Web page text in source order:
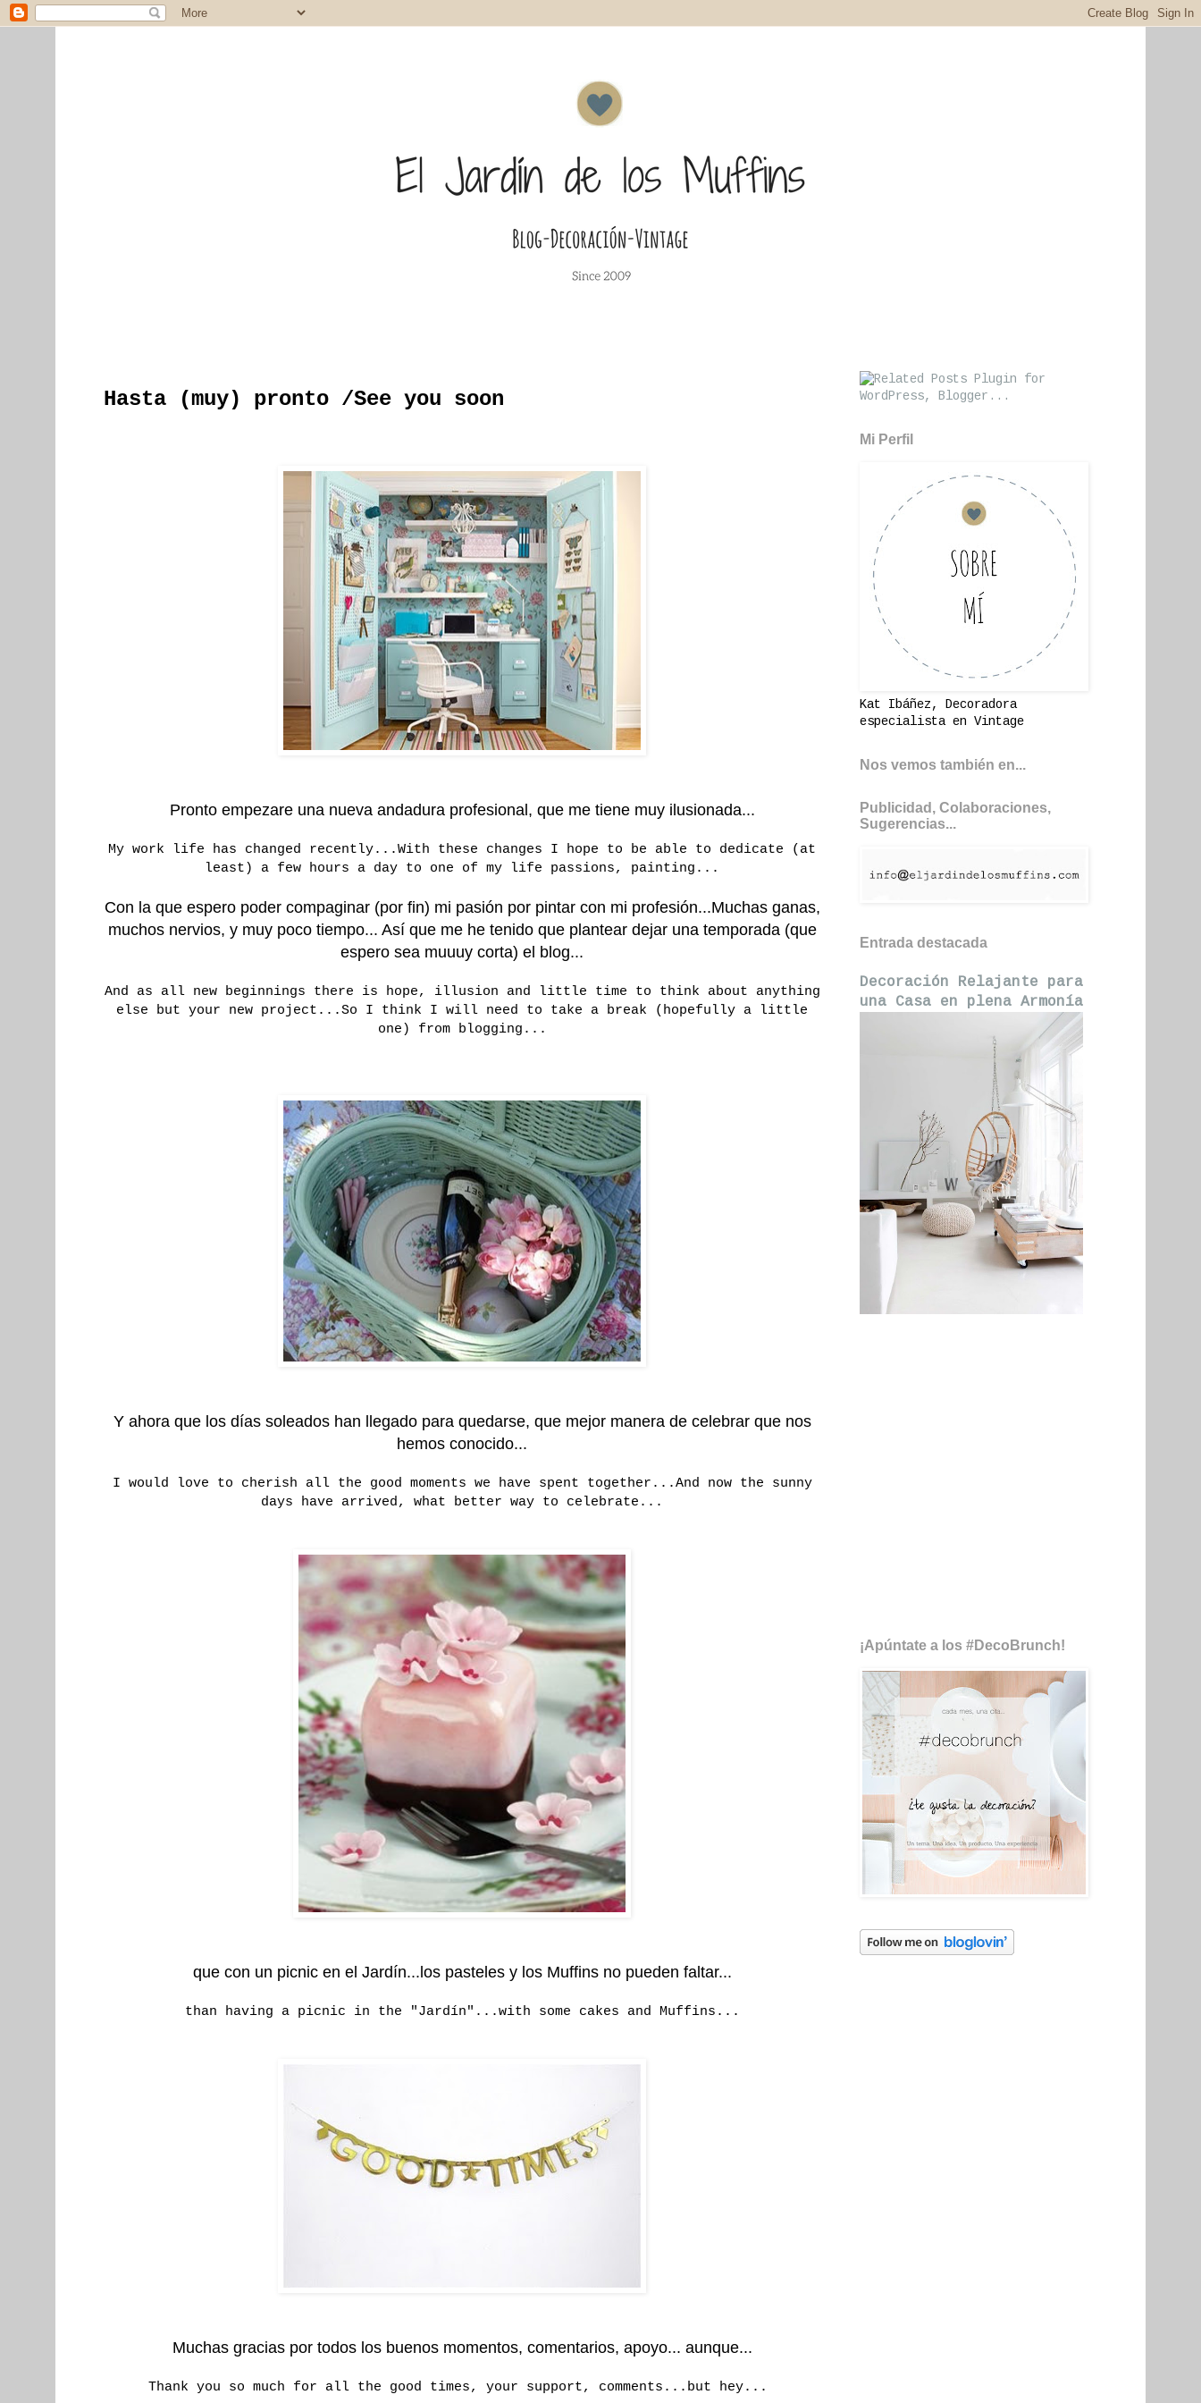
Hasta (muy) pronto /See you soon
Pronto empezare una nueva andadura profesional, que me tiene muy ilusionada...
My work life has changed recently...With these changes I hope to be able to dedicate (at
least) a few hours a day to one of my life passions, painting...
Con la que espero poder compaginar (por fin) mi pasión por pintar con mi profesión...Muchas ganas,
muchos nervios, y muy poco tiempo... Así que me he tenido que plantear dejar una temporada (que
espero sea muuuy corta) el blog...
And as all new beginnings there is hope, illusion and little time to think about anything
else but your new project...So I think I will need to take a break (hopefully a little
one) from blogging...
Y ahora que los días soleados han llegado para quedarse, que mejor manera de celebrar que nos
hemos conocido...
I would love to cherish all the good moments we have spent together...And now the sunny
days have arrived, what better way to celebrate...
que con un picnic en el Jardín...los pasteles y los Muffins no pueden faltar...
than having a picnic in the "Jardín"...with some cakes and Muffins...
Muchas gracias por todos los buenos momentos, comentarios, apoyo... aunque...
Thank you so much for all the good times, your support, comments...but hey...
Mi Perfil
Kat Ibáñez, Decoradora
especialista en Vintage
Nos vemos también en...
Publicidad, Colaboraciones,
Sugerencias...
Entrada destacada
Decoración Relajante para
una Casa en plena Armonía
¡Apúntate a los #DecoBrunch!